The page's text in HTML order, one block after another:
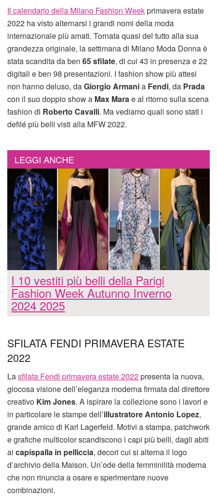
Il calendario della Milano Fashion Weekprimavera estate
2022 ha visto alternarsi i grandi nomi della moda
internazionale più amati. Tornata quasi del tutto alla sua
grandezza originale, la settimana di Milano Moda Donna è
stata scandita da ben 65 sfilate, di cui 43 in presenza e 22
digitali e ben 98 presentazioni. I fashion show più attesi
non hanno deluso, daGiorgio Armania Fendi, da Prada
con il suo doppio show a Max Marae al ritorno sulla scena
fashion di Roberto Cavalli. Ma vediamo quali sono stati i
defilé più belli visti alla MFW 2022.
LEGGI ANCHE
I 10 vestiti più belli della Parigi
Fashion Week Autunno Inverno
2024 2025
SFILATA FENDI PRIMAVERA ESTATE
2022
Lasfilata Fendi primavera estate 2022presenta la nuova,
giocosa visione dell’eleganza moderna firmata dal direttore
creativo Kim Jones. A ispirare la collezione sono i lavori e
in particolare le stampe dell’illustratore Antonio Lopez,
grande amico di Karl Lagerfeld. Motivi a stampa, patchwork
e grafiche multicolor scandiscono i capi più belli, dagli abiti
ai capispalla in pelliccia, decori cui si alterna il logo
d’archivio della Maison. Un’ode della femminilità moderna
che non rinuncia a osare e sperimentare nuove
combinazioni.